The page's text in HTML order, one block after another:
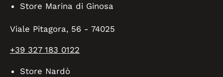
Store Marina di Ginosa
Viale Pitagora, 56 - 74025
+39 327 183 0122
Store Nardò